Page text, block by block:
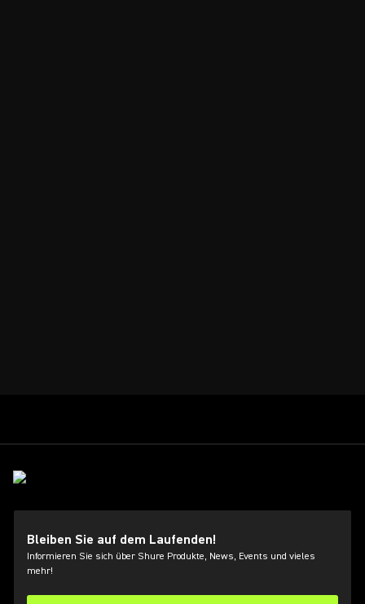
Bleiben Sie auf dem Laufenden!
Informieren Sie sich über Shure Produkte, News, Events und vieles
mehr!